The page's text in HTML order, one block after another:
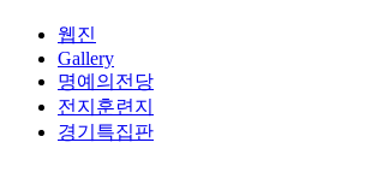
웹진
Gallery
명예의전당
전지훈련지
경기특집판